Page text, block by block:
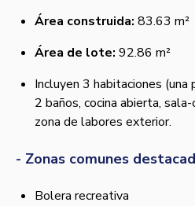
Área construida: 83.63 m²
Área de lote: 92.86 m²
Incluyen 3 habitaciones (una
2 baños, cocina abierta,
zona de labores exterior.
- Zonas comunes
Bolera recreativa